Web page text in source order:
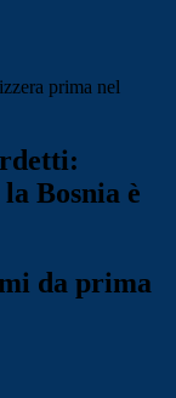
prima nel
Bosnia è
da prima